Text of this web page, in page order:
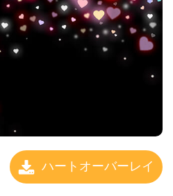
ハートオーバーレイ